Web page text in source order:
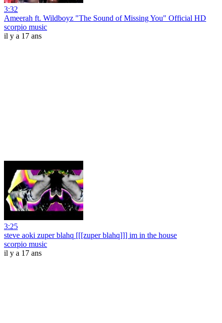
3:32
Ameerah ft. Wildboyz "The Sound of Missing You" Official HD
scorpio music
il y a 17 ans
3:25
steve aoki zuper blahq [[[zuper blahq]]] im in the house
scorpio music
il y a 17 ans